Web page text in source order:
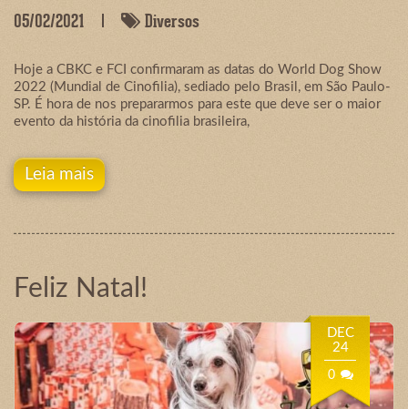
05/02/2021 Diversos
Hoje a CBKC e FCI confirmaram as datas do World Dog Show
2022 (Mundial de Cinofilia), sediado pelo Brasil, em São Paulo-
SP. É hora de nos prepararmos para este que deve ser o maior
evento da história da cinofilia brasileira,
Leia mais
Feliz Natal!
DEC
24
0